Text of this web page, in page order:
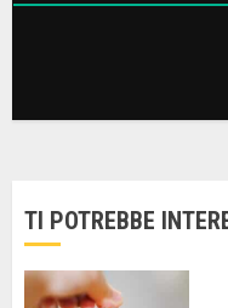
TI POTREBBE